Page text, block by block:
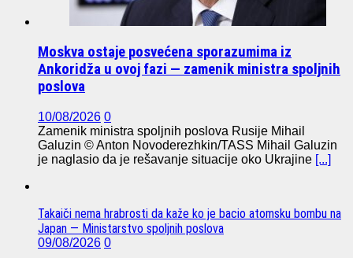
Moskva ostaje posvećena sporazumima iz
Ankoridža u ovoj fazi — zamenik ministra spoljnih
poslova
10/08/2026 0
Zamenik ministra spoljnih poslova Rusije Mihail
Galuzin © Anton Novoderezhkin/TASS Mihail Galuzin
je naglasio da je rešavanje situacije oko Ukrajine [...]
Takaiči nema hrabrosti da kaže ko je bacio atomsku bombu na
Japan — Ministarstvo spoljnih poslova
09/08/2026 0